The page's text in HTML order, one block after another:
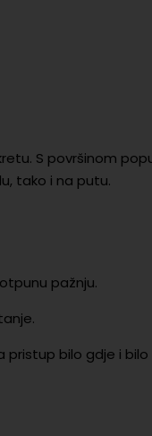
S površinom
tako i na putu.
pažnju.
pristup bilo gdje i bilo